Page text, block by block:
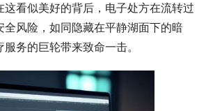
这看似美好的背后，电子处方在流转过
全风险，如同隐藏在平静湖面下的暗
务的巨轮带来致命一击。